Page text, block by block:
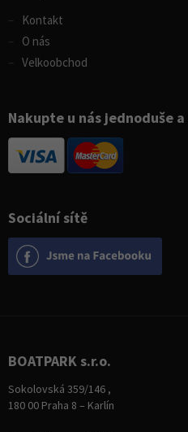
Sociální sítě
Kontakt
O nás
Velkoobchod
Nakupte u nás jednoduše
BOATPARK s.r.o.
Sokolovská 359/146 ,
180 00 Praha 8 – Karlín